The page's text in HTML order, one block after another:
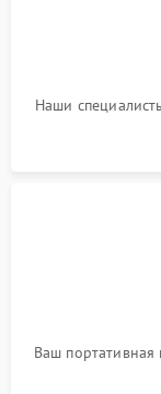
Наши
Ваш портативная